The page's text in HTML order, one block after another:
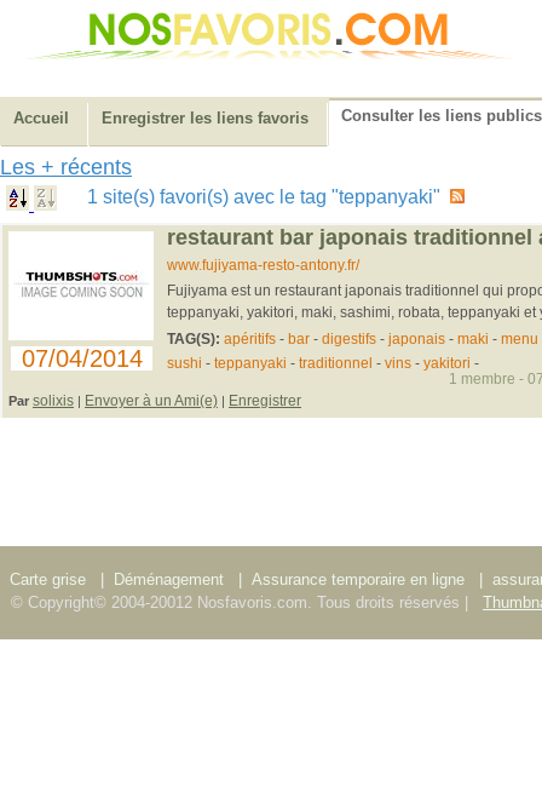
Accueil Enregistrer les liens favoris Consulter les liens publics
Les + récents
1 site(s) favori(s) avec le tag "teppanyaki"
07/04/2014
restaurant bar japonais traditionnel
www.fujiyama-resto-antony.fr/
Fujiyama est un restaurant japonais traditionnel qui
teppanyaki, yakitori, maki, sashimi, robata, teppanyaki et
TAG(S): apéritifs- bar - digestifs- japonais- maki - menu
sushi - teppanyaki - traditionnel - vins- yakitori -
Par solixis | Envoyer à un Ami(e) | Enregistrer
1 membre -
Carte grise Déménagement Assurance temporaire en ligne
© Copyright© 2004-20012 Nosfavoris.com. Tous droits réservés |